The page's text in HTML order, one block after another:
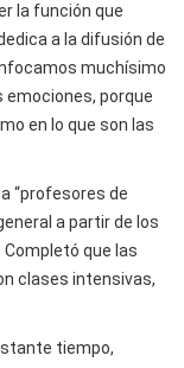
la función que
a la difusión de
muchísimo
emociones, porque
en lo que son las
“profesores de
a partir de los
Completó que las
clases intensivas,
tiempo,